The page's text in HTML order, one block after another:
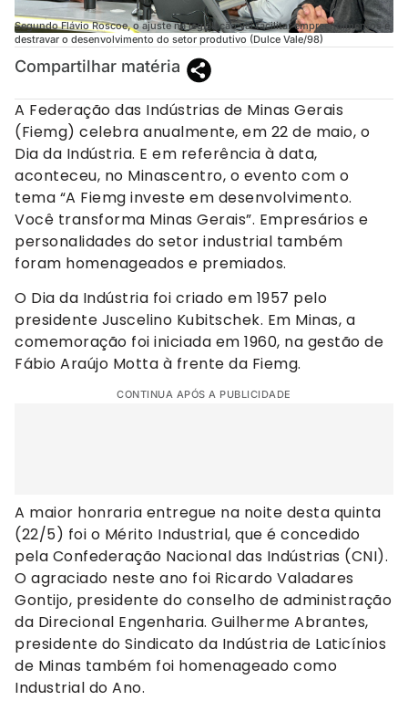
Segundo Flávio Roscoe, o ajuste na legislação vai facilitar empreendimentos e
destravar o desenvolvimento do setor produtivo (Dulce Vale/98)
Compartilhar matéria
A Federação das Indústrias de Minas Gerais
(Fiemg) celebra anualmente, em 22 de maio, o
Dia da Indústria. E em referência à data,
aconteceu, no Minascentro, o evento com o
tema “A Fiemg investe em desenvolvimento.
Você transforma Minas Gerais”. Empresários e
personalidades do setor industrial também
foram homenageados e premiados.
O Dia da Indústria foi criado em 1957 pelo
presidente Juscelino Kubitschek. Em Minas, a
comemoração foi iniciada em 1960, na gestão de
Fábio Araújo Motta à frente da Fiemg.
CONTINUA APÓS A PUBLICIDADE
A maior honraria entregue na noite desta quinta
(22/5) foi o Mérito Industrial, que é concedido
pela Confederação Nacional das Indústrias (CNI).
O agraciado neste ano foi Ricardo Valadares
Gontijo, presidente do conselho de administração
da Direcional Engenharia. Guilherme Abrantes,
presidente do Sindicato da Indústria de Laticínios
de Minas também foi homenageado como
Industrial do Ano.